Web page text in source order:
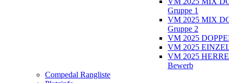
Gruppe 1
VM 2025 MIX
Gruppe 2
VM 2025
VM 2025
VM 2025
Bewerb
Compedal Rangliste